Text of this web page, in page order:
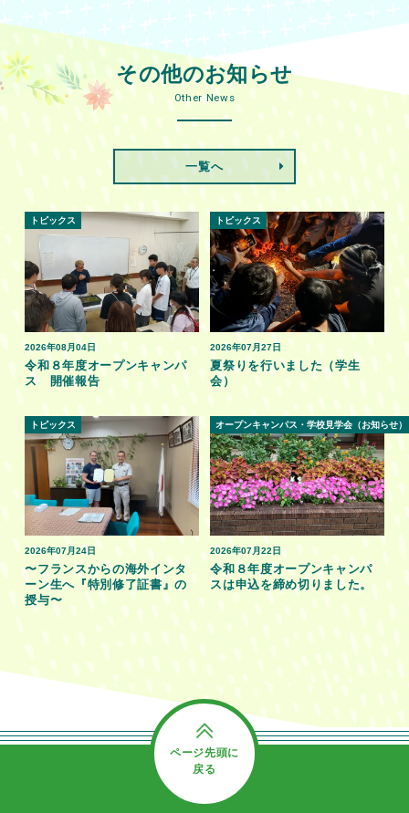
その他のお知らせ
Other News
一覧へ
2026年08月04日
トピックス
令和８年度オープンキャンパ
ス 開催報告
2026年07月27日
トピックス
夏祭りを行いました（学生
会）
2026年07月24日
トピックス
〜フランスからの海外インタ
ーン生へ『特別修了証書』の
授与〜
2026年07月22日
オープンキャンパス・学校見学会（お知らせ）
令和８年度オープンキャンパ
スは申込を締め切りました。
ページ先頭に
戻る